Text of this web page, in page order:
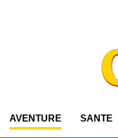
AVENTURE SANTÉ